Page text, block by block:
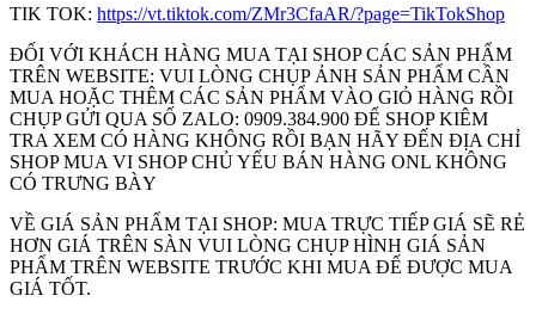
TIK TOK: https://vt.tiktok.com/ZMr3CfaAR/?page=TikTokShop
ĐỐI VỚI KHÁCH HÀNG MUA TẠI SHOP CÁC SẢN PHẨM
TRÊN WEBSITE: VUI LÒNG CHỤP ẢNH SẢN PHẨM CẦN
MUA HOẶC THÊM CÁC SẢN PHẨM VÀO GIỎ HÀNG RỒI
CHỤP GỬI QUA SỐ ZALO: 0909.384.900 ĐỂ SHOP KIÊM
TRA XEM CÓ HÀNG KHÔNG RỒI BẠN HÃY ĐẾN ĐỊA CHỈ
SHOP MUA VI SHOP CHỦ YẾU BÁN HÀNG ONL KHÔNG
CÓ TRƯNG BÀY
VỀ GIÁ SẢN PHẨM TẠI SHOP: MUA TRỰC TIẾP GIÁ SẼ RẺ
HƠN GIÁ TRÊN SÀN VUI LÒNG CHỤP HÌNH GIÁ SẢN
PHẨM TRÊN WEBSITE TRƯỚC KHI MUA ĐẾ ĐƯỢC MUA
GIÁ TỐT.